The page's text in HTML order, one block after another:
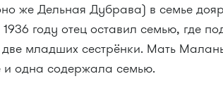
же Дельная Дубрава) в семье
году отец оставил семью, где
младших сестрёнки. Мать
и одна содержала семью.